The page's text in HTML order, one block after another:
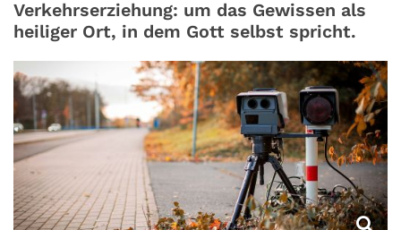
Verkehrserziehung: um das Gewissen als
heiliger Ort, in dem Gott selbst spricht.